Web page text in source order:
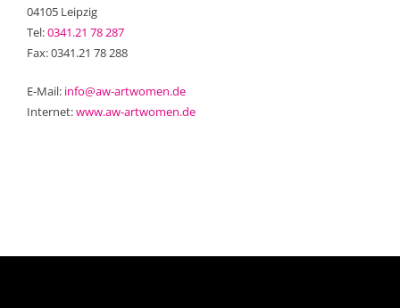
04105 Leipzig
Tel:0341.21 78 287
Fax: 0341.21 78 288
E-Mail: info@aw-artwomen.de
Internet:www.aw-artwomen.de